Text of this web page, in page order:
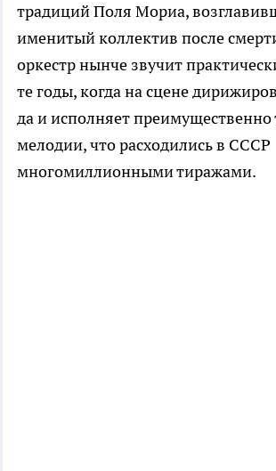
традиций Поля Мориа,
именитый коллектив после
оркестр нынче звучит
те годы, когда на сцене
да и исполняет преимущественно
мелодии, что расходились в СССР
многомиллионными тиражами.